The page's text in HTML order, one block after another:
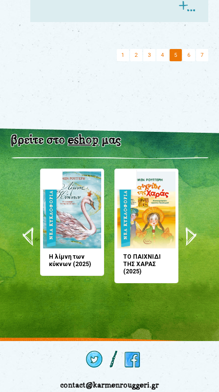
1 2 3 4 5 6 7
βρείτε στοeshopμας
Η λίμνη των
κύκνων (2025)
ΤΟ ΠΑΙΧΝΙΔΙ
ΤΗΣ ΧΑΡΑΣ
(2025)
μου;
(2024)
contact@karmenrouggeri.gr